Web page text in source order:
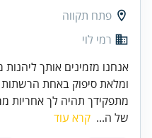
פתח תקווה
רמי לוי
אנחנו מזמינים אותך
ומלאת סיפוק באחת
מתפקידך תהיה לך אחריות
של ה... קרא עוד